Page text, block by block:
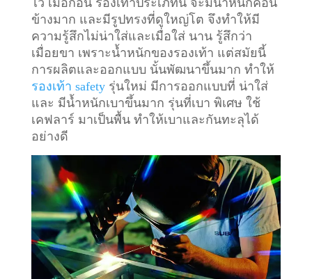
ไว้ เมื่อก่อน รองเท้าประเภทนี้ จะมีน้ำหนักค่อน
ข้างมาก และมีรูปทรงที่ดูใหญ่โต จึงทำให้มี
ความรู้สึกไม่น่าใส่และเมื่อใส่ นาน รู้สึกว่า
เมื่อยขา เพราะน้ำหนักของรองเท้า แต่สมัยนี้
การผลิตและออกแบบ นั้นพัฒนาขึ้นมาก ทำให้
รองเท้า safetyรุ่นใหม่ มีการออกแบบที่ น่าใส่
และ มีน้ำหนักเบาขึ้นมาก รุ่นที่เบา พิเศษ ใช้
เคฟลาร์ มาเป็นพื้น ทำให้เบาและกันทะลุได้
อย่างดี